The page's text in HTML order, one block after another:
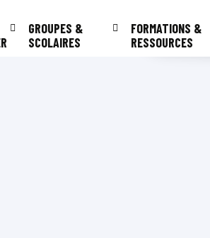
GROUPES &
SCOLAIRES
FORMATIONS &
RESSOURCES